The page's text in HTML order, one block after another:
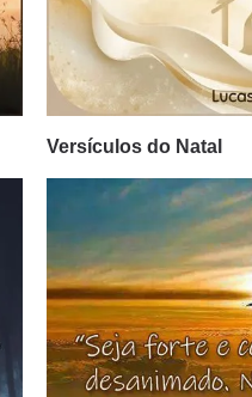
Versículos do Natal